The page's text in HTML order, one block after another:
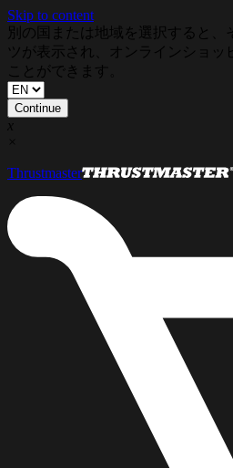
Skip to content
別の国または地域を選択すると、
ツが表示され、オンラインショッ
ことができます。
Continue
x
×
Thrustmaster